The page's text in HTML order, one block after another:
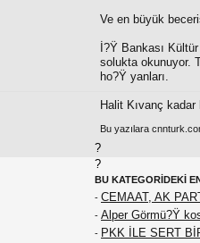
Ve en büyük
İ?Ÿ Bankası
solukta okunuyor.
ho?Ÿ yanları.
Halit Kıvanç
Bu yazılara
?
?
BU KATEGORİDEKİ
- CEMAAT, AK
- Alper Görmü?Ÿ
- PKK İLE SERT